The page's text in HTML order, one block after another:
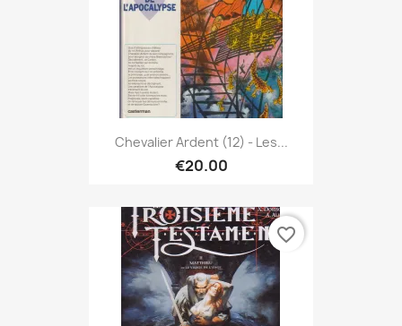
Chevalier Ardent (12) - Les...
€20.00
favorite_border